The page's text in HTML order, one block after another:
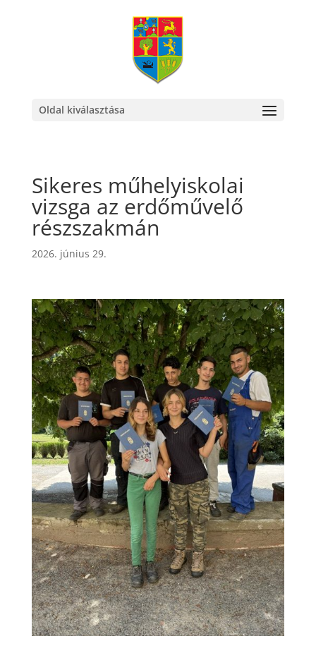
Oldal kiválasztása
Sikeres műhelyiskolai
vizsga az erdőművelő
részszakmán
2026. június 29.